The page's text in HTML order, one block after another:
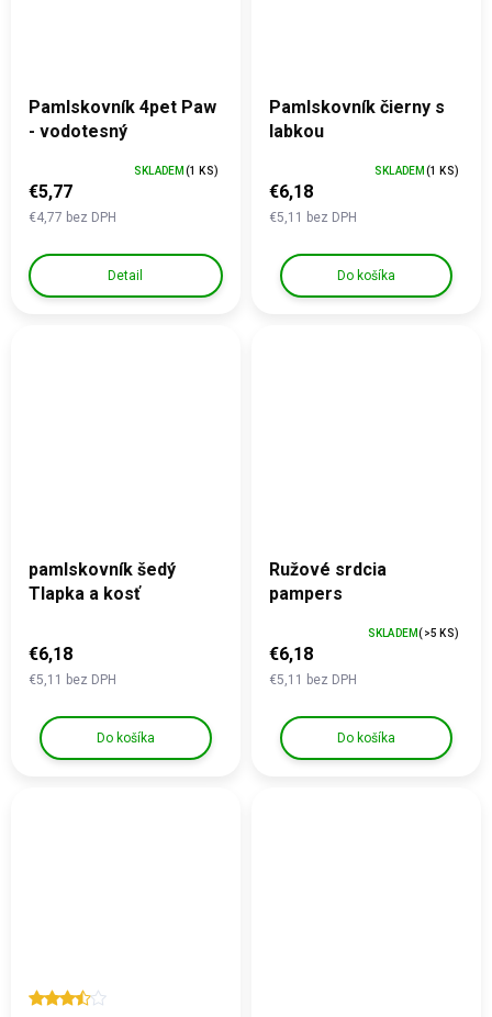
Pamlskovník 4pet Paw
- vodotesný
€4,77 bez DPH
€5,77
SKLADEM (1 KS)
Detail
Pamlskovník čierny s
labkou
€5,11 bez DPH
€6,18
SKLADEM (1 KS)
Do košíka
pamlskovník šedý
Tlapka a kosť
€5,11 bez DPH
€6,18
Do košíka
Ružové srdcia
pampers
€5,11 bez DPH
€6,18
SKLADEM(>5 KS)
Do košíka